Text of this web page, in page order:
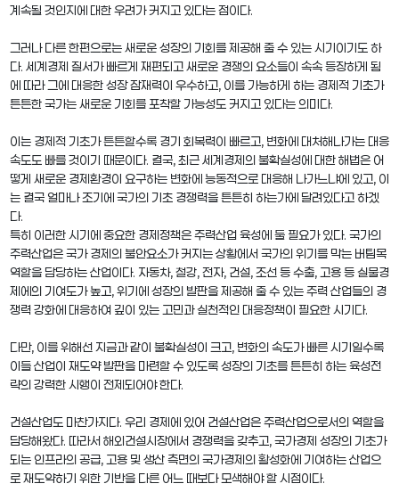
계속될 것인지에 대한 우려가 커지고 있다는 점이다.
그러나 다른 한편으로는 새로운 성장의 기회를 제공해 줄 수 있는 시기이기도 하
다. 세계경제 질서가 빠르게 재편되고 새로운 경쟁의 요소들이 속속 등장하게 됨
에 따라 그에 대응한 성장 잠재력이 우수하고, 이를 가능하게 하는 경제적 기초가
튼튼한 국가는 새로운 기회를 포착할 가능성도 커지고 있다는 의미다.
이는 경제적 기초가 튼튼할수록 경기 회복력이 빠르고, 변화에 대처해나가는 대응
속도도 빠를 것이기 때문이다. 결국, 최근 세계경제의 불확실성에 대한 해법은 어
떻게 새로운 경제환경이 요구하는 변화에 능동적으로 대응해 나가느냐에 있고, 이
는 결국 얼마나 조기에 국가의 기초 경쟁력을 튼튼히 하는가에 달려있다고 하겠
다.
특히 이러한 시기에 중요한 경제정책은 주력산업 육성에 둘 필요가 있다. 국가의
주력산업은 국가 경제의 불안요소가 커지는 상황에서 국가의 위기를 막는 버팀목
역할을 담당하는 산업이다. 자동차, 철강, 전자, 건설, 조선 등 수출, 고용 등 실물경
제에의 기여도가 높고, 위기에 성장의 발판을 제공해 줄 수 있는 주력 산업들의 경
쟁력 강화에 대응하여 깊이 있는 고민과 실천적인 대응정책이 필요한 시기다.
다만, 이를 위해선 지금과 같이 불확실성이 크고, 변화의 속도가 빠른 시기일수록
이들 산업이 재도약 발판을 마련할 수 있도록 성장의 기초를 튼튼히 하는 육성전
략의 강력한 시행이 전제되어야 한다.
건설산업도 마찬가지다. 우리 경제에 있어 건설산업은 주력산업으로서의 역할을
담당해왔다. 따라서 해외건설시장에서 경쟁력을 갖추고, 국가경제 성장의 기초가
되는 인프라의 공급, 고용 및 생산 측면의 국가경제의 활성화에 기여하는 산업으
로 재도약하기 위한 기반을 다른 어느 때보다 모색해야 할 시점이다.